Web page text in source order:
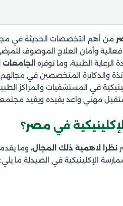
من أهم التخصصات الحديثة في
وأمان العلاج الموصوف
الطبية، وما توفره
والدكاترة المتخصصين في
في المستشفيات والمراكز
مهني واعد يفيده ويفيد
في مصر؟
نظرا لاهمية ذلك المجال، وما
الإكلينيكية في الصيدلة ما يلي: